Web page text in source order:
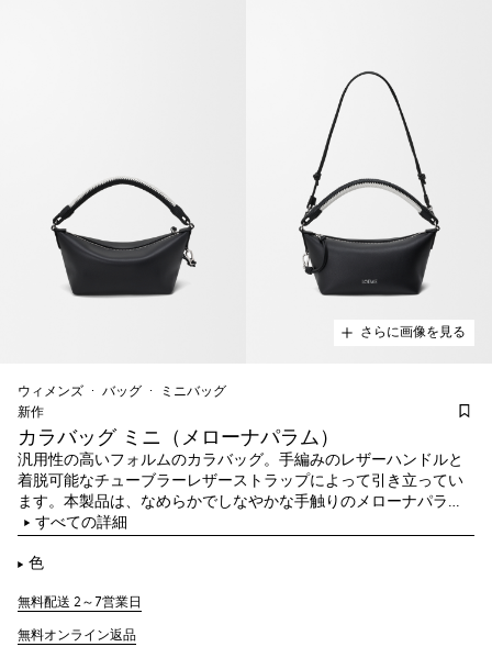
さらに画像を見る
ウィメンズ バッグ
ミニバッグ
新作​
カラバッグ ミニ（メローナパラム）
汎用性の高いフォルムのカラバッグ。手編みのレザーハンドルと
着脱可能なチューブラーレザーストラップによって引き立ってい
ます。本製品は、なめらかでしなやかな手触りのメローナパラム
スキンを採用しています。
すべての詳細
色
無料配送 2～7営業日
無料オンライン返品